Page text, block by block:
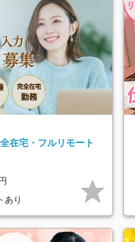
在宅・フルリモート
あり